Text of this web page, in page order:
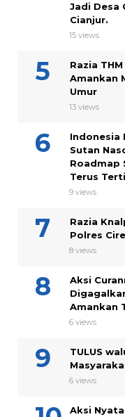
Jadi Desa
Cianjur.
15 views
Razia
Amankan
Umur
13 views
Indonesia
Sutan
Roadmap
Terus
9 views
Razia
Polres
8 views
Aksi
Amankan
6 views
TULUS
6 views
Aksi